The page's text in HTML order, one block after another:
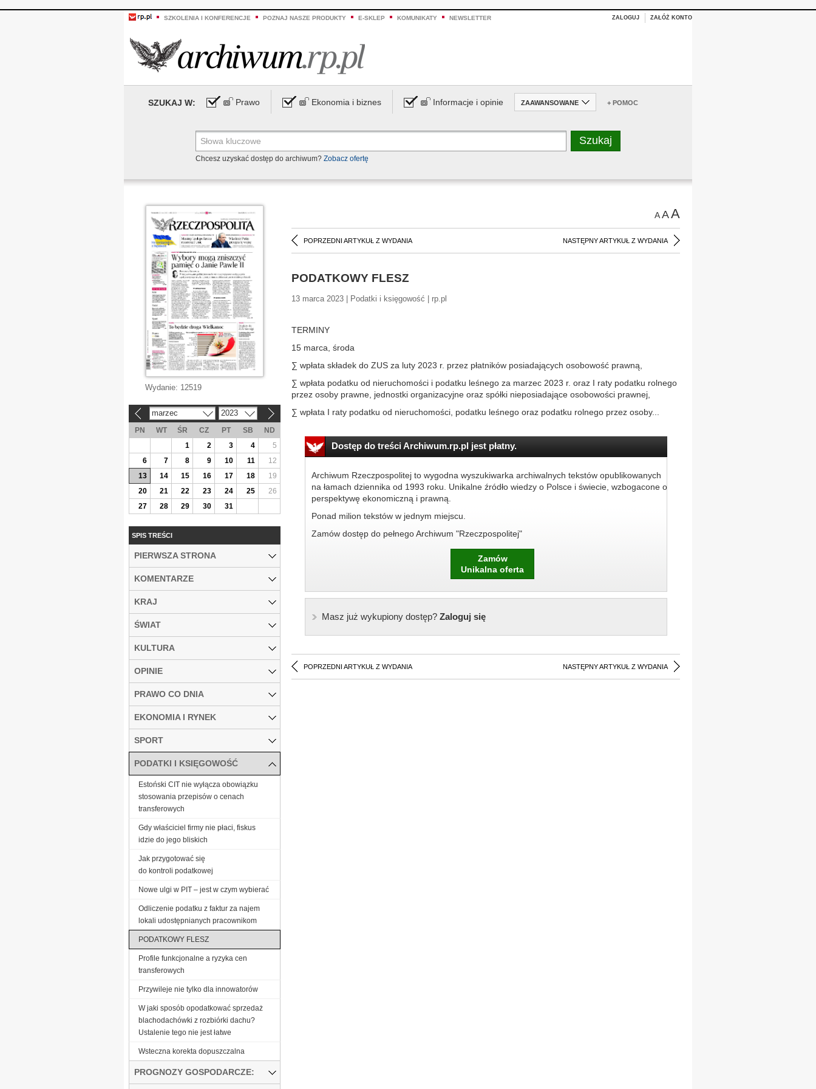
SZKOLENIA I KONFERENCJE POZNAJ NASZE PRODUKTY E-SKLEP KOMUNIKATY NEWSLETTER ZALOGUJ ZAŁÓŻ KONTO
SZUKAJ W: Prawo Ekonomia i biznes Informacje i opinie ZAAWANSOWANE + POMOC
Chcesz uzyskać dostęp do archiwum? Zobacz ofertę
AAA
POPRZEDNI ARTYKUŁ Z WYDANIA NASTĘPNY ARTYKUŁ Z WYDANIA
PODATKOWY FLESZ
13 marca 2023 | Podatki i księgowość | rp.pl
TERMINY
15 marca, środa
∑ wpłata składek do ZUS za luty 2023 r. przez płatników posiadających osobowość prawną,
∑ wpłata podatku od nieruchomości i podatku leśnego za marzec 2023 r. oraz I raty podatku rolnego
przez osoby prawne, jednostki organizacyjne oraz spółki nieposiadające osobowości prawnej,
∑ wpłata I raty podatku od nieruchomości, podatku leśnego oraz podatku rolnego przez osoby...
Dostęp do treści Archiwum.rp.pl jest płatny.
Archiwum Rzeczpospolitej to wygodna wyszukiwarka archiwalnych tekstów opublikowanych
na łamach dziennika od 1993 roku. Unikalne źródło wiedzy o Polsce i świecie, wzbogacone o
perspektywę ekonomiczną i prawną.
Ponad milion tekstów w jednym miejscu.
Zamów dostęp do pełnego Archiwum "Rzeczpospolitej"
Zamów
Unikalna oferta
Masz już wykupiony dostęp?Zaloguj się
POPRZEDNI ARTYKUŁ Z WYDANIA NASTĘPNY ARTYKUŁ Z WYDANIA
Wydanie: 12519
marzec 2023
PN WT ŚR CZ PT SB
ND
1
2 3 4
5
6
7 8 9 10 11
12
13
14 15 16 17 18
19
20
21 22 23 24 25
26
27
28 29 30 31
SPIS TREŚCI
PIERWSZA STRONA
KOMENTARZE
KRAJ
ŚWIAT
KULTURA
OPINIE
PRAWO CO DNIA
EKONOMIA I RYNEK
SPORT
PODATKI I KSIĘGOWOŚĆ
Estoński CIT nie wyłącza obowiązku
stosowania przepisów o cenach
transferowych
Gdy właściciel firmy nie płaci, fiskus
idzie do jego bliskich
Jak przygotować się
do kontroli podatkowej
Nowe ulgi w PIT – jest w czym wybierać
Odliczenie podatku z faktur za najem
lokali udostępnianych pracownikom
PODATKOWY FLESZ
Profile funkcjonalne a ryzyka cen
transferowych
Przywileje nie tylko dla innowatorów
W jaki sposób opodatkować sprzedaż
blachodachówki z rozbiórki dachu?
Ustalenie tego nie jest łatwe
Wsteczna korekta dopuszczalna
PROGNOZY GOSPODARCZE: